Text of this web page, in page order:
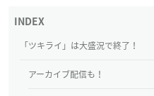
「ツキライ」は大盛況で終了！
アーカイブ配信も！